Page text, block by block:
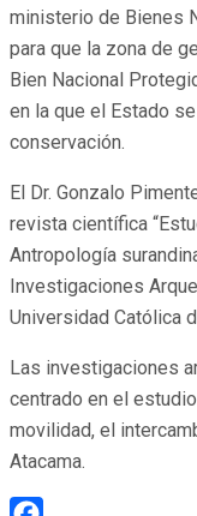
ministerio de Bienes
para que la zona de
Bien Nacional
en la que el Estado
conservación.
El Dr. Gonzalo
revista científica
Antropología
Investigaciones
Universidad Católica
Las investigaciones
centrado en el
movilidad, el
Atacama.